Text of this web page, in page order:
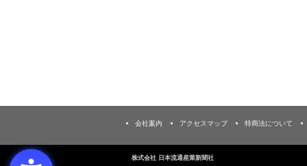
会社案内 アクセスマップ 特商法について
株式会社 日本流通産業新聞社